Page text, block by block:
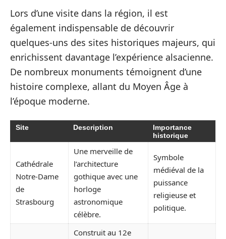
Lors d’une visite dans la région, il est
également indispensable de découvrir
quelques-uns des sites historiques majeurs, qui
enrichissent davantage l’expérience alsacienne.
De nombreux monuments témoignent d’une
histoire complexe, allant du Moyen Âge à
l’époque moderne.
Site Description
Importance
historique
Cathédrale
Notre-Dame
de
Strasbourg
Une merveille de
l’architecture
gothique avec une
horloge
astronomique
célèbre.
Symbole
médiéval de la
puissance
religieuse et
politique.
Construit au 12e